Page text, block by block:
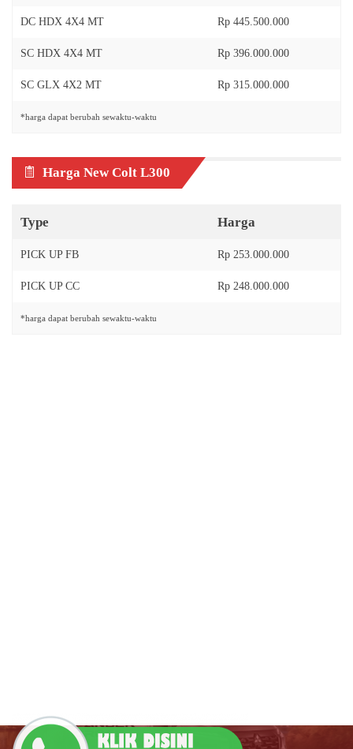
DC HDX 4X4 MT Rp 445.500.000
SC HDX 4X4 MT Rp 396.000.000
SC GLX 4X2 MT Rp 315.000.000
*harga dapat berubah sewaktu-waktu
Harga New Colt L300
Type Harga
PICK UP FB Rp 253.000.000
PICK UP CC Rp 248.000.000
*harga dapat berubah sewaktu-waktu